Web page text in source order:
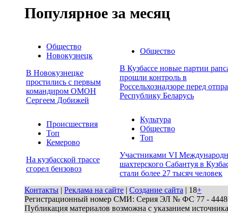
Популярное за месяц
Общество
Новокузнецк
В Новокузнецке
простились с первым
командиром ОМОН
Сергеем Добижей
Общество
В Кузбассе новые партии
прошли контроль в
Россельхознадзоре перед
Республику Беларусь
Происшествия
Топ
Кемерово
На кузбасской трассе
сгорел бензовоз
Культура
Общество
Топ
Участниками VI
шахтерского Сабантуя в
стали более 27 тысяч человек
Контакты | Реклама на сайте | Создание сайта | 18+
Регистрационный номер СМИ: Серия ЭЛ № ФС 77 - 44486
Публикация материалов возможна с указанием